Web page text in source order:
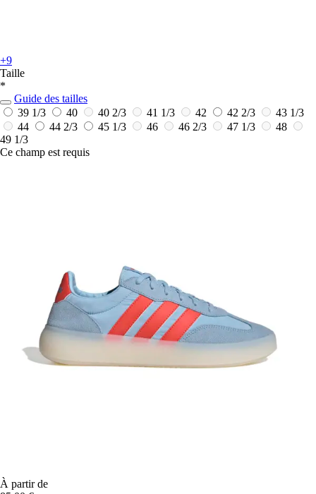
+9
Taille
*
Guide des tailles
39 1/3
40 40 2/3 41 1/3 42 42 2/3
43 1/3
44
44 2/3 45 1/3 46 46 2/3 47 1/3
48
49 1/3
Ce champ est requis
À partir de